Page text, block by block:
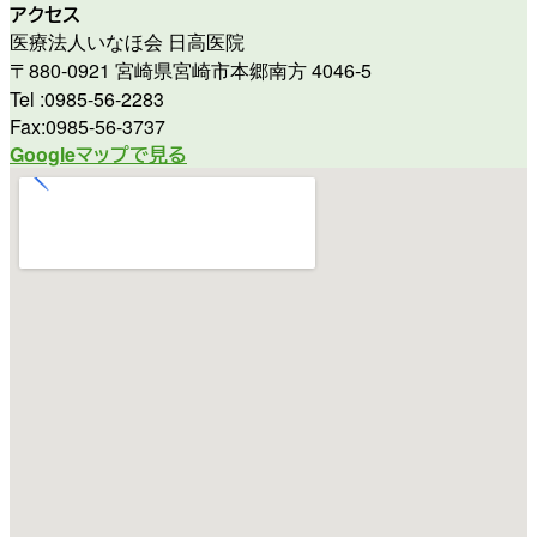
アクセス
医療法人いなほ会 日高医院
〒880-0921 宮崎県宮崎市本郷南方 4046-5
Tel :0985-56-2283
Fax:0985-56-3737
Googleマップで見る